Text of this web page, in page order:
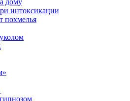
дому
интоксикации
похмелья